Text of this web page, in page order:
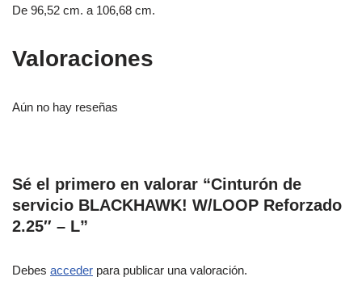
De 96,52 cm. a 106,68 cm.
Valoraciones
Aún no hay reseñas
Sé el primero en valorar “Cinturón de
servicio BLACKHAWK! W/LOOP Reforzado
2.25″ – L”
Debes acceder para publicar una valoración.